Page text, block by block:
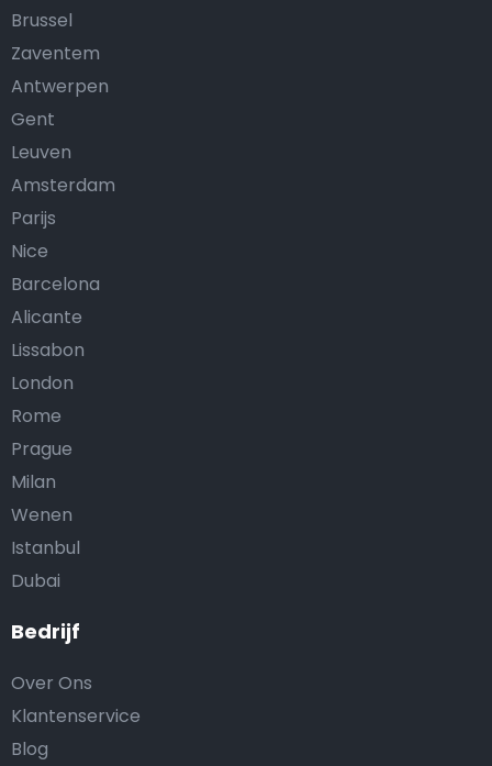
Bedrijf
Over Ons
Klantenservice
Blog
Brussel
Zaventem
Antwerpen
Gent
Leuven
Amsterdam
Parijs
Nice
Barcelona
Alicante
Lissabon
London
Rome
Prague
Milan
Wenen
Istanbul
Dubai